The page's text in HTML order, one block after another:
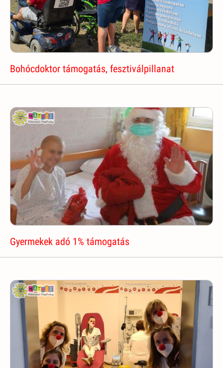
Bohócdoktor támogatás, fesztiválpillanat
Gyermekek adó 1% támogatás